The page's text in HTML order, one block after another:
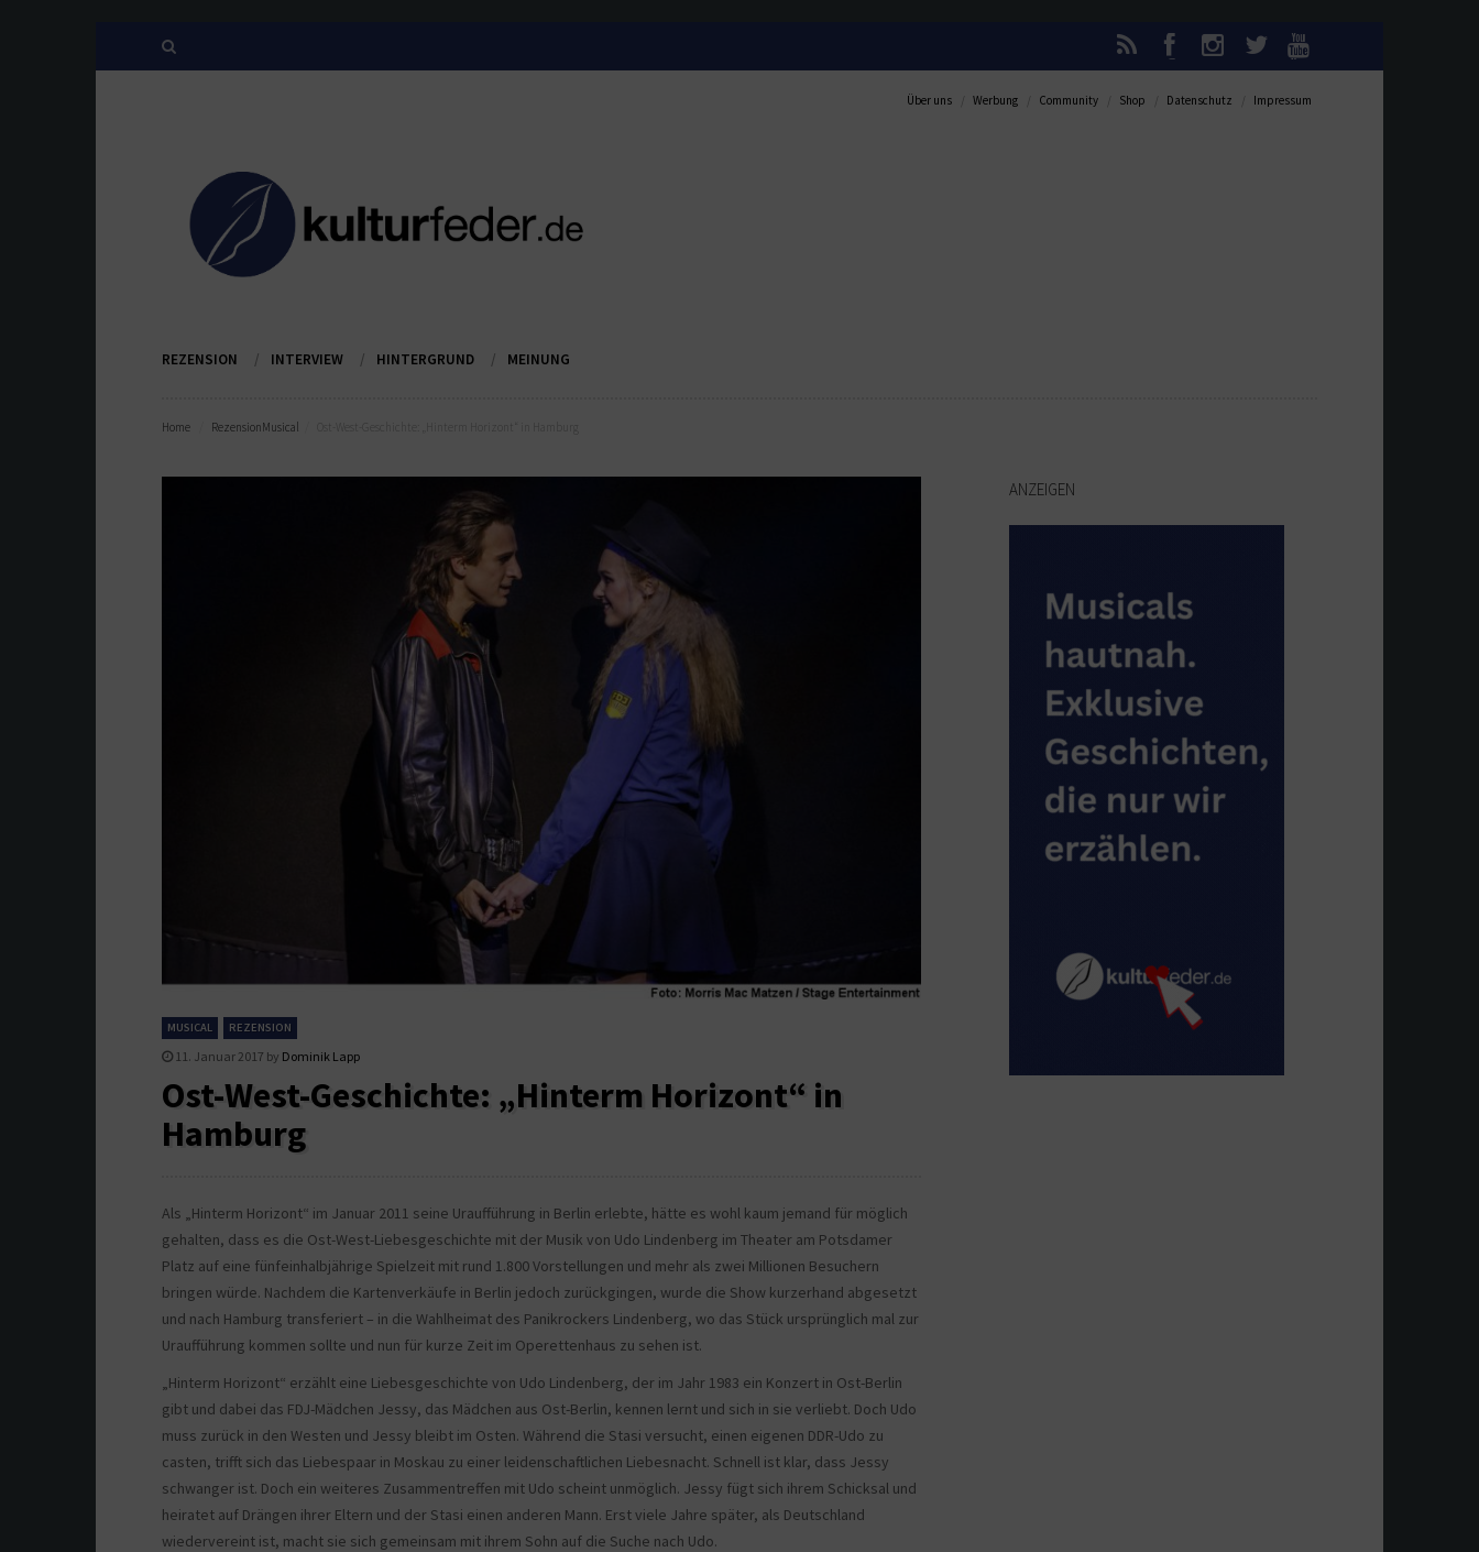
Über uns Werbung Community Shop Datenschutz Impressum
REZENSION INTERVIEW HINTERGRUND MEINUNG
Home RezensionMusical
MUSICAL REZENSION
11. Januar 2017 by Dominik Lapp
Ost-West-Geschichte: „Hinterm Horizont“ in
Hamburg
Als „Hinterm Horizont“ im Januar 2011 seine Uraufführung in Berlin erlebte, hätte es wohl kaum jemand für möglich
gehalten, dass es die Ost-West-Liebesgeschichte mit der Musik von Udo Lindenberg im Theater am Potsdamer
Platz auf eine fünfeinhalbjährige Spielzeit mit rund 1.800 Vorstellungen und mehr als zwei Millionen Besuchern
bringen würde. Nachdem die Kartenverkäufe in Berlin jedoch zurückgingen, wurde die Show kurzerhand abgesetzt
und nach Hamburg transferiert – in die Wahlheimat des Panikrockers Lindenberg, wo das Stück ursprünglich mal zur
Uraufführung kommen sollte und nun für kurze Zeit im Operettenhaus zu sehen ist.
„Hinterm Horizont“ erzählt eine Liebesgeschichte von Udo Lindenberg, der im Jahr 1983 ein Konzert in Ost-Berlin
gibt und dabei das FDJ-Mädchen Jessy, das Mädchen aus Ost-Berlin, kennen lernt und sich in sie verliebt. Doch Udo
muss zurück in den Westen und Jessy bleibt im Osten. Während die Stasi versucht, einen eigenen DDR-Udo zu
casten, trifft sich das Liebespaar in Moskau zu einer leidenschaftlichen Liebesnacht. Schnell ist klar, dass Jessy
schwanger ist. Doch ein weiteres Zusammentreffen mit Udo scheint unmöglich. Jessy fügt sich ihrem Schicksal und
heiratet auf Drängen ihrer Eltern und der Stasi einen anderen Mann. Erst viele Jahre später, als Deutschland
wiedervereint ist, macht sie sich gemeinsam mit ihrem Sohn auf die Suche nach Udo.
ANZEIGEN